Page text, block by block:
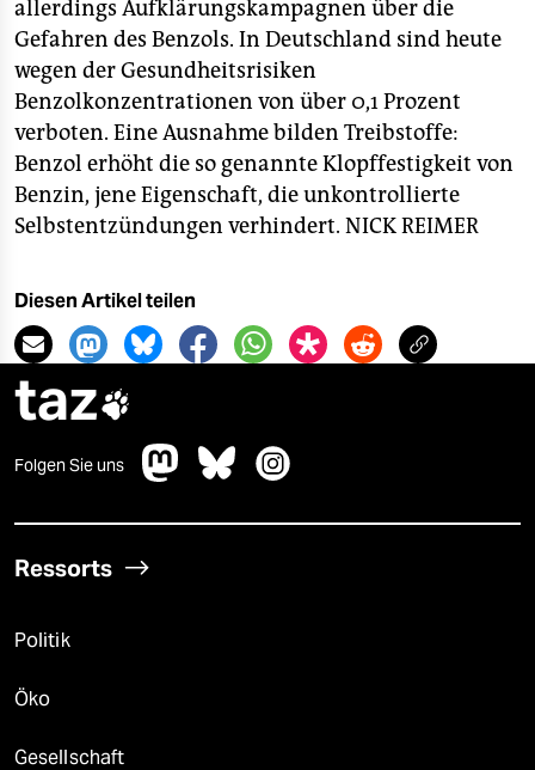
allerdings Aufklärungskampagnen über die
Gefahren des Benzols. In Deutschland sind heute
wegen der Gesundheitsrisiken
Benzolkonzentrationen von über 0,1 Prozent
verboten. Eine Ausnahme bilden Treibstoffe:
Benzol erhöht die so genannte Klopffestigkeit von
Benzin, jene Eigenschaft, die unkontrollierte
Selbstentzündungen verhindert. NICK REIMER
Diesen Artikel teilen
taz
Folgen Sie uns
Ressorts
Politik
Öko
Gesellschaft